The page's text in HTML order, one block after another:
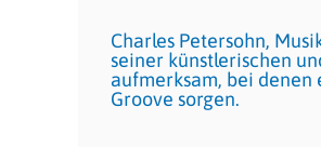
Charles Petersohn,
seiner künstlerischen
aufmerksam, bei denen
Groove sorgen.